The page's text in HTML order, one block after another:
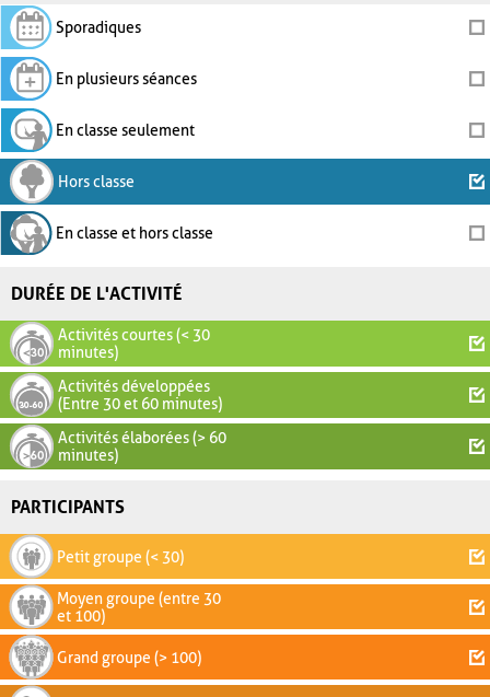
Sporadiques
En plusieurs séances
En classe seulement
Hors classe
En classe et hors classe
DURÉE DE L'ACTIVITÉ
Activités courtes (< 30
minutes)
Activités développées
(Entre 30 et 60 minutes)
Activités élaborées (> 60
minutes)
PARTICIPANTS
Petit groupe (< 30)
Moyen groupe (entre 30
et 100)
Grand groupe (> 100)